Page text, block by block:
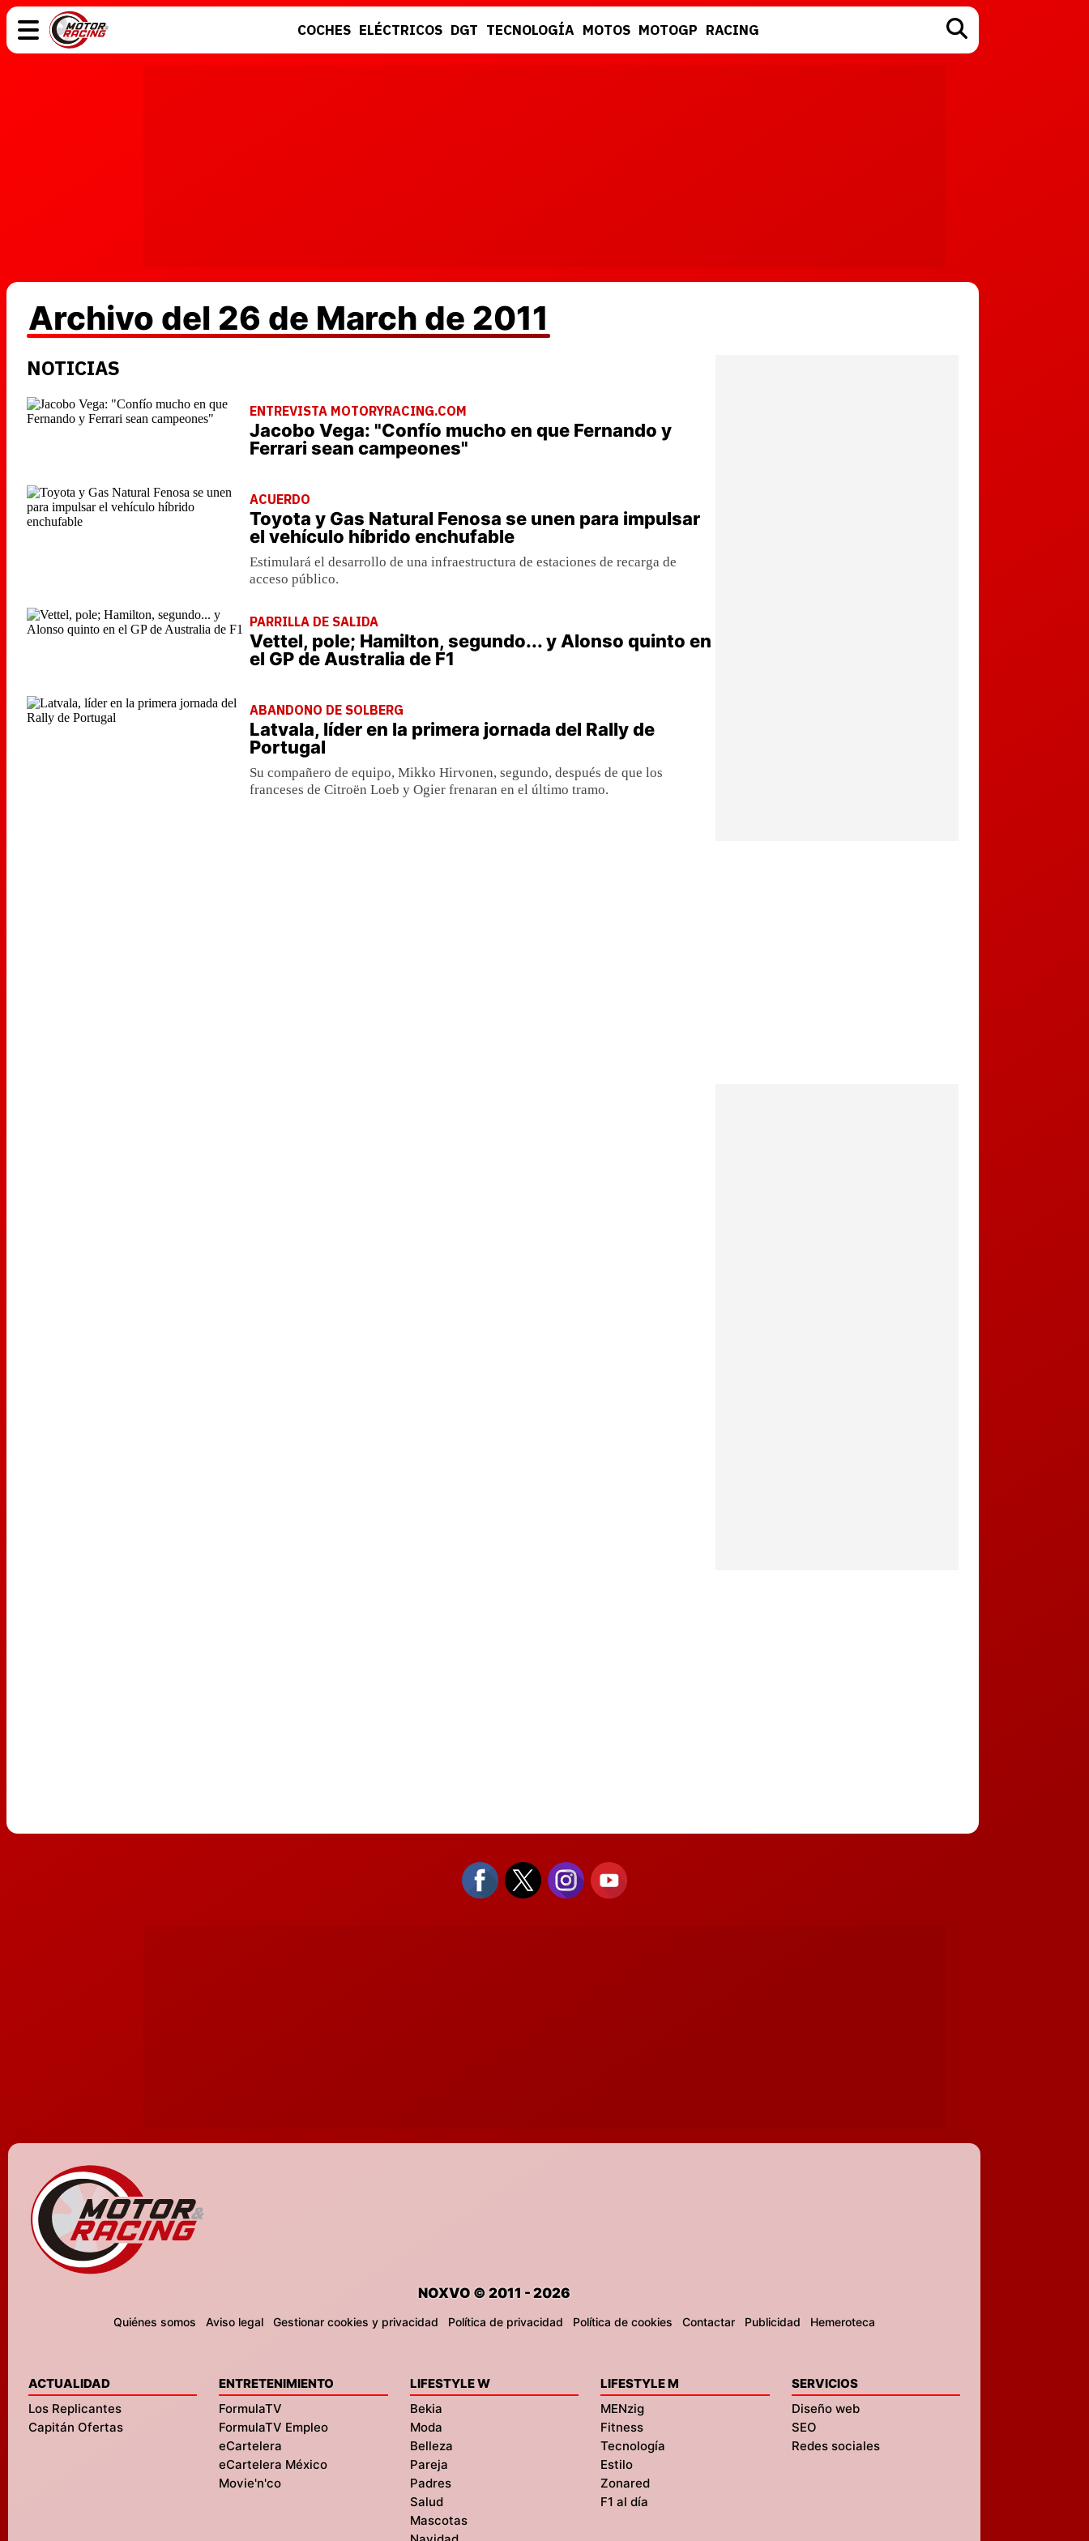
COCHES ELÉCTRICOS DGT TECNOLOGÍA MOTOS MOTOGP RACING
Archivo del 26 de March de 2011
NOTICIAS
ENTREVISTA MOTORYRACING.COM
Jacobo Vega: "Confío mucho en que Fernando y
Ferrari sean campeones"
ACUERDO
Toyota y Gas Natural Fenosa se unen para impulsar
el vehículo híbrido enchufable
Estimulará el desarrollo de una infraestructura de estaciones de recarga de
acceso público.
PARRILLA DE SALIDA
Vettel, pole; Hamilton, segundo... y Alonso quinto en
el GP de Australia de F1
ABANDONO DE SOLBERG
Latvala, líder en la primera jornada del Rally de
Portugal
Su compañero de equipo, Mikko Hirvonen, segundo, después de que los
franceses de Citroën Loeb y Ogier frenaran en el último tramo.
NOXVO © 2011 - 2026
Quiénes somos Aviso legal Gestionar cookies y privacidad Política de privacidad Política de cookies Contactar Publicidad Hemeroteca
ACTUALIDAD
Los Replicantes
Capitán Ofertas
ENTRETENIMIENTO
FormulaTV
FormulaTV Empleo
eCartelera
eCartelera México
Movie'n'co
LIFESTYLE W
Bekia
Moda
Belleza
Pareja
Padres
Salud
Mascotas
LIFESTYLE M
MENzig
Fitness
Tecnología
Estilo
Zonared
F1 al día
SERVICIOS
Diseño web
SEO
Redes sociales